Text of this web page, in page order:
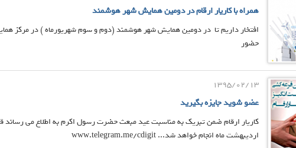
همراه با کاریار ارقام در دومین همایش شهر هوشمند
افتخار داریم تا در دومین همایش شهر هوشمند (دوم و سوم شهریورماه ) در مرکز
حضور
1395/02/13
عضو شوید جایزه بگیرید
اردیبهشت ماه انجام خواهد شد... www.telegram.me/cdigit